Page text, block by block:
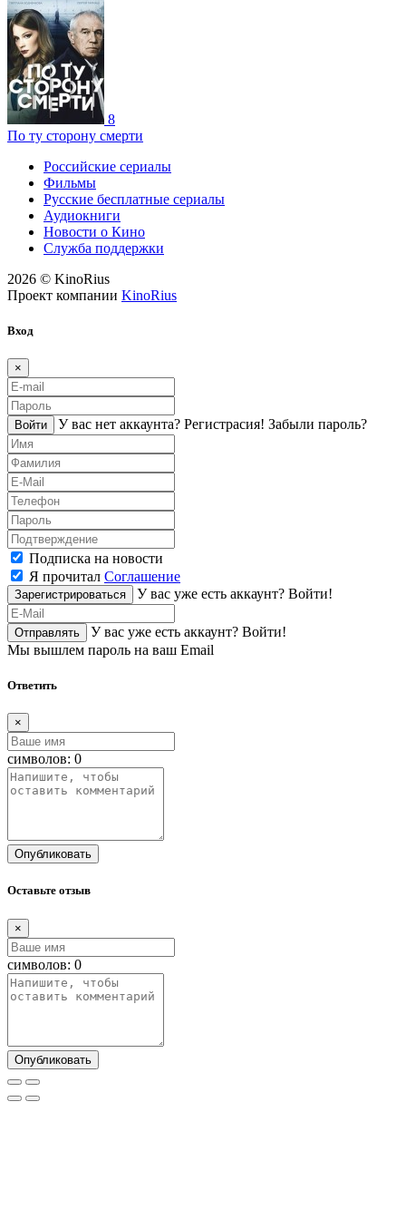
8
По ту сторону смерти
Российские сериалы
Фильмы
Русские бесплатные сериалы
Аудиокниги
Новости о Кино
Служба поддержки
2026 © KinoRius
Проект компании KinoRius
Вход
×
Войти У вас нет аккаунта? Регистраcия! Забыли пароль?
Подписка на новости
Я прочитал Соглашение
Зарегистрироваться У вас уже есть аккаунт? Войти!
Отправлять У вас уже есть аккаунт? Войти!
Мы вышлем пароль на ваш Email
Ответить
×
символов: 0
Опубликовать
Оставьте отзыв
×
символов: 0
Опубликовать